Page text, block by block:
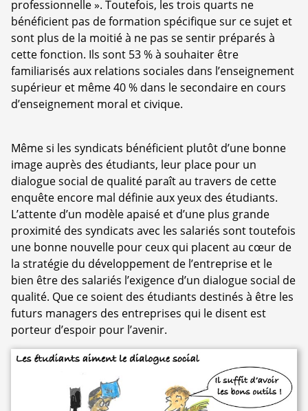
professionnelle ». Toutefois, les trois quarts ne
bénéficient pas de formation spécifique sur ce sujet et
sont plus de la moitié à ne pas se sentir préparés à
cette fonction. Ils sont 53 % à souhaiter être
familiarisés aux relations sociales dans l’enseignement
supérieur et même 40 % dans le secondaire en cours
d’enseignement moral et civique.
Même si les syndicats bénéficient plutôt d’une bonne
image auprès des étudiants, leur place pour un
dialogue social de qualité paraît au travers de cette
enquête encore mal définie aux yeux des étudiants.
L’attente d’un modèle apaisé et d’une plus grande
proximité des syndicats avec les salariés sont toutefois
une bonne nouvelle pour ceux qui placent au cœur de
la stratégie du développement de l’entreprise et le
bien être des salariés l’exigence d’un dialogue social de
qualité. Que ce soient des étudiants destinés à être les
futurs managers des entreprises qui le disent est
porteur d’espoir pour l’avenir.